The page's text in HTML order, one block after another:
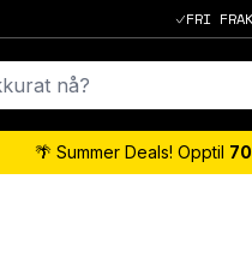
FRI
🌴 Summer Deals! Opptil